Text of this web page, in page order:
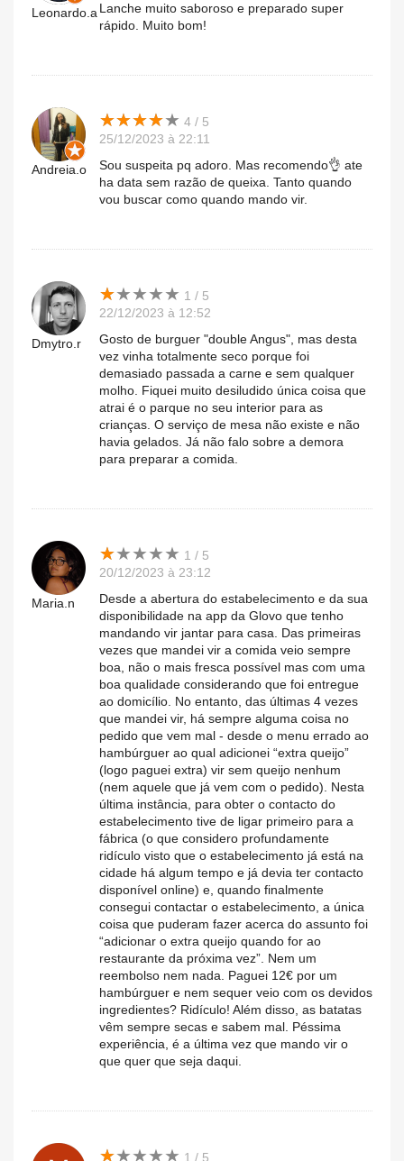
Leonardo.a Lanche muito saboroso e preparado super
rápido. Muito bom!
Andreia.o
★★★★★
★★★★★ 4 / 5
25/12/2023 à 22:11
Sou suspeita pq adoro. Mas recomendo👌 ate
ha data sem razão de queixa. Tanto quando
vou buscar como quando mando vir.
Dmytro.r
★★★★★
★★★★★ 1 / 5
22/12/2023 à 12:52
Gosto de burguer "double Angus", mas desta
vez vinha totalmente seco porque foi
demasiado passada a carne e sem qualquer
molho. Fiquei muito desiludido única coisa que
atrai é o parque no seu interior para as
crianças. O serviço de mesa não existe e não
havia gelados. Já não falo sobre a demora
para preparar a comida.
Maria.n
★★★★★
★★★★★ 1 / 5
20/12/2023 à 23:12
Desde a abertura do estabelecimento e da sua
disponibilidade na app da Glovo que tenho
mandando vir jantar para casa. Das primeiras
vezes que mandei vir a comida veio sempre
boa, não o mais fresca possível mas com uma
boa qualidade considerando que foi entregue
ao domicílio. No entanto, das últimas 4 vezes
que mandei vir, há sempre alguma coisa no
pedido que vem mal - desde o menu errado ao
hambúrguer ao qual adicionei “extra queijo”
(logo paguei extra) vir sem queijo nenhum
(nem aquele que já vem com o pedido). Nesta
última instância, para obter o contacto do
estabelecimento tive de ligar primeiro para a
fábrica (o que considero profundamente
ridículo visto que o estabelecimento já está na
cidade há algum tempo e já devia ter contacto
disponível online) e, quando finalmente
consegui contactar o estabelecimento, a única
coisa que puderam fazer acerca do assunto foi
“adicionar o extra queijo quando for ao
restaurante da próxima vez”. Nem um
reembolso nem nada. Paguei 12€ por um
hambúrguer e nem sequer veio com os devidos
ingredientes? Ridículo! Além disso, as batatas
vêm sempre secas e sabem mal. Péssima
experiência, é a última vez que mando vir o
que quer que seja daqui.
★★★★★
★★★★★ 1 / 5